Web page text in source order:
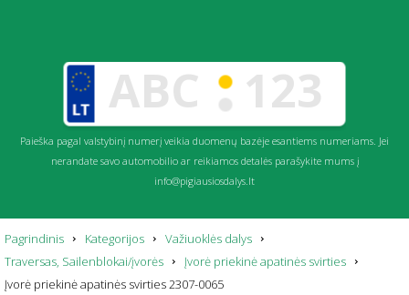
Paieška pagal valstybinį numerį veikia duomenų bazėje esantiems numeriams. Jei
nerandate savo automobilio ar reikiamos detalės parašykite mums į
info@pigiausiosdalys.lt
Pagrindinis Kategorijos
Važiuoklės dalys
Traversas, Sailenblokai/įvorės
Įvorė priekinė apatinės svirties
Įvorė priekinė apatinės svirties 2307-0065